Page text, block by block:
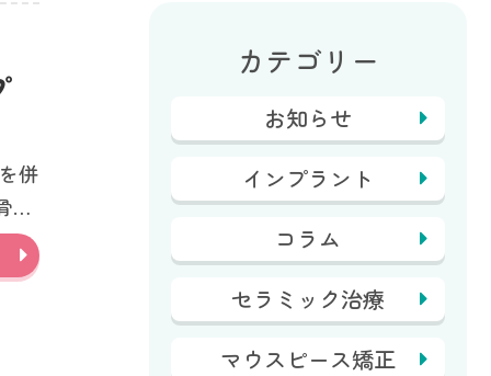
併
が
カテゴリー
お知らせ
インプラント
コラム
セラミック治療
マウスピース矯正